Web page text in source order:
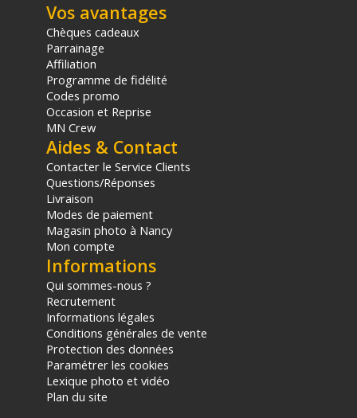
Vos avantages
Chèques cadeaux
Parrainage
Affiliation
Programme de fidélité
Codes promo
Occasion et Reprise
MN Crew
Aides & Contact
Contacter le Service Clients
Questions/Réponses
Livraison
Modes de paiement
Magasin photo à Nancy
Mon compte
Informations
Qui sommes-nous ?
Recrutement
Informations légales
Conditions générales de vente
Protection des données
Paramétrer les cookies
Lexique photo et vidéo
Plan du site